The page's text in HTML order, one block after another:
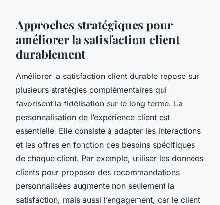
Approches stratégiques pour
améliorer la satisfaction client
durablement
Améliorer la satisfaction client durable repose sur
plusieurs stratégies complémentaires qui
favorisent la fidélisation sur le long terme. La
personnalisation de l’expérience client est
essentielle. Elle consiste à adapter les interactions
et les offres en fonction des besoins spécifiques
de chaque client. Par exemple, utiliser les données
clients pour proposer des recommandations
personnalisées augmente non seulement la
satisfaction, mais aussi l’engagement, car le client